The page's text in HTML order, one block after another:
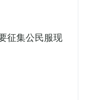
征集公民服现